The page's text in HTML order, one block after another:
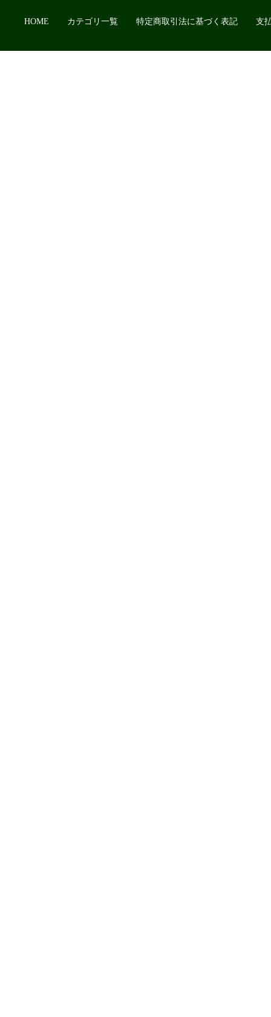
HOME カテゴリ一覧 特定商取引法に基づく表記 支